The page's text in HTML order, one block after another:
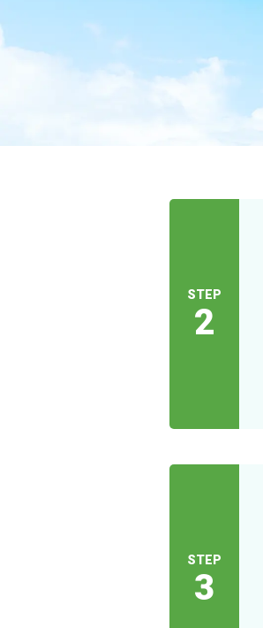
STEP
2
STEP
3